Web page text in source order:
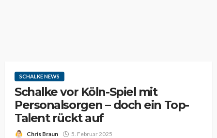
SCHALKE NEWS
Schalke vor Köln-Spiel mit
Personalsorgen – doch ein Top-
Talent rückt auf
Chris Braun 5. Februar 2025